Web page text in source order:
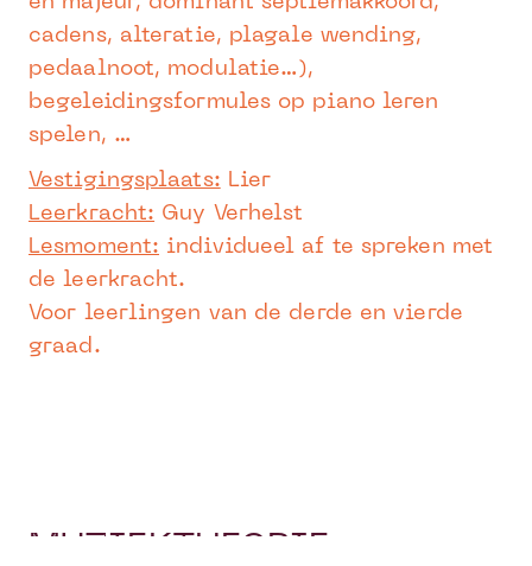
cadens, alteratie, plagale wending,
pedaalnoot, modulatie…),
begeleidingsformules op piano leren
spelen, …
Vestigingsplaats: Lier
Leerkracht: Guy Verhelst
Lesmoment: individueel af te spreken met
de leerkracht.
Voor leerlingen van de derde en vierde
graad.